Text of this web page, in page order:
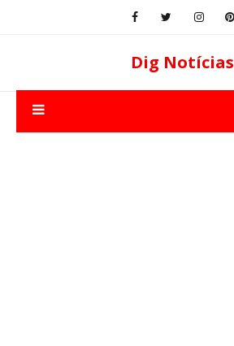
Dig Notícias